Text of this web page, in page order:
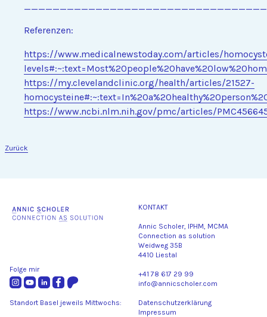
Referenzen:
https://www.medicalnewstoday.com/articles/
https://my.clevelandclinic.org/health/articles/21527-
https://www.ncbi.nlm.nih.gov/pmc/articles/
Zurück
Folge mir
KONTAKT
Annic Scholer, IPHM, MCMA
Connection as solution
Weidweg 35B
4410 Liestal
+41 78 617 29 99
info@annicscholer.com
Standort Basel jeweils Mittwochs:
Datenschutzerklärung
Impressum